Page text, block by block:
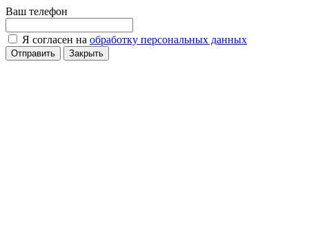
Ваш телефон
Я согласен на обработку персональных данных
Отправить Закрыть